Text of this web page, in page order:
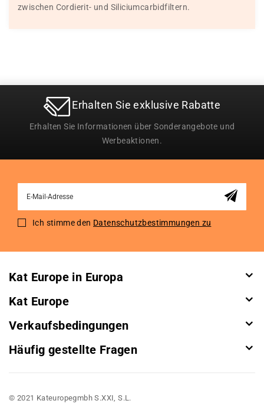
zwischen Cordierit- und Siliciumcarbidfiltern.
Erhalten Sie exklusive Rabatte
Erhalten Sie Informationen über Sonderangebote und
Werbeaktionen.
for
Ich stimme den Datenschutzbestimmungen zu
Kat Europe in Europa
Kat Europe
Verkaufsbedingungen
Häufig gestellte Fragen
© 2021 Kateuropegmbh S.XXI, S.L.